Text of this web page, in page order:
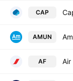
CAP
AMUN
AF